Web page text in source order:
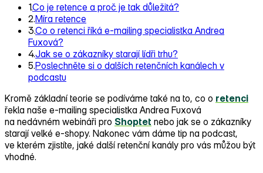
1.Co je retence a proč je tak důležitá?
2.Míra retence
3.Co o retenci říká e-mailing specialistka Andrea
Fuxová?
4.Jak se o zákazníky starají lídři trhu?
5.Poslechněte si o dalších retenčních kanálech v
podcastu
Kromě základní teorie se podíváme také na to, co o retenci
řekla naše e‑mailing specialistka Andrea Fuxová
na nedávném webináři pro Shoptet nebo jak se o zákazníky
starají velké e‑shopy. Nakonec vám dáme tip na podcast,
ve kterém zjistíte, jaké další retenční kanály pro vás můžou být
vhodné.